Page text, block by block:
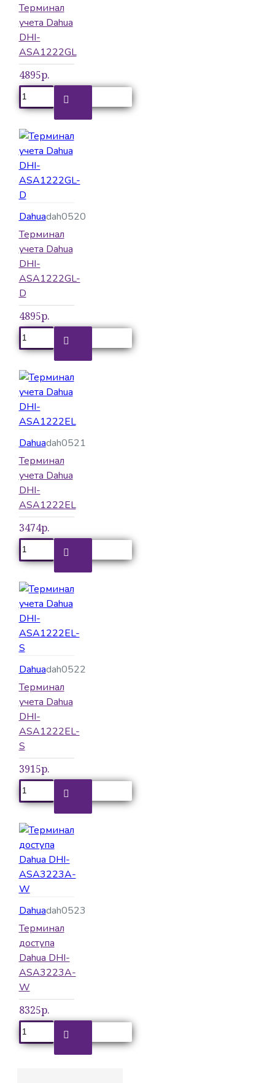
Терминал
учета Dahua
DHI-
ASA1222GL
4895р.
Dahuadah0520
Терминал
учета Dahua
DHI-
ASA1222GL-
D
4895р.
Dahuadah0521
Терминал
учета Dahua
DHI-
ASA1222EL
3474р.
Dahuadah0522
Терминал
учета Dahua
DHI-
ASA1222EL-
S
3915р.
Dahuadah0523
Терминал
доступа
Dahua DHI-
ASA3223A-
W
8325р.